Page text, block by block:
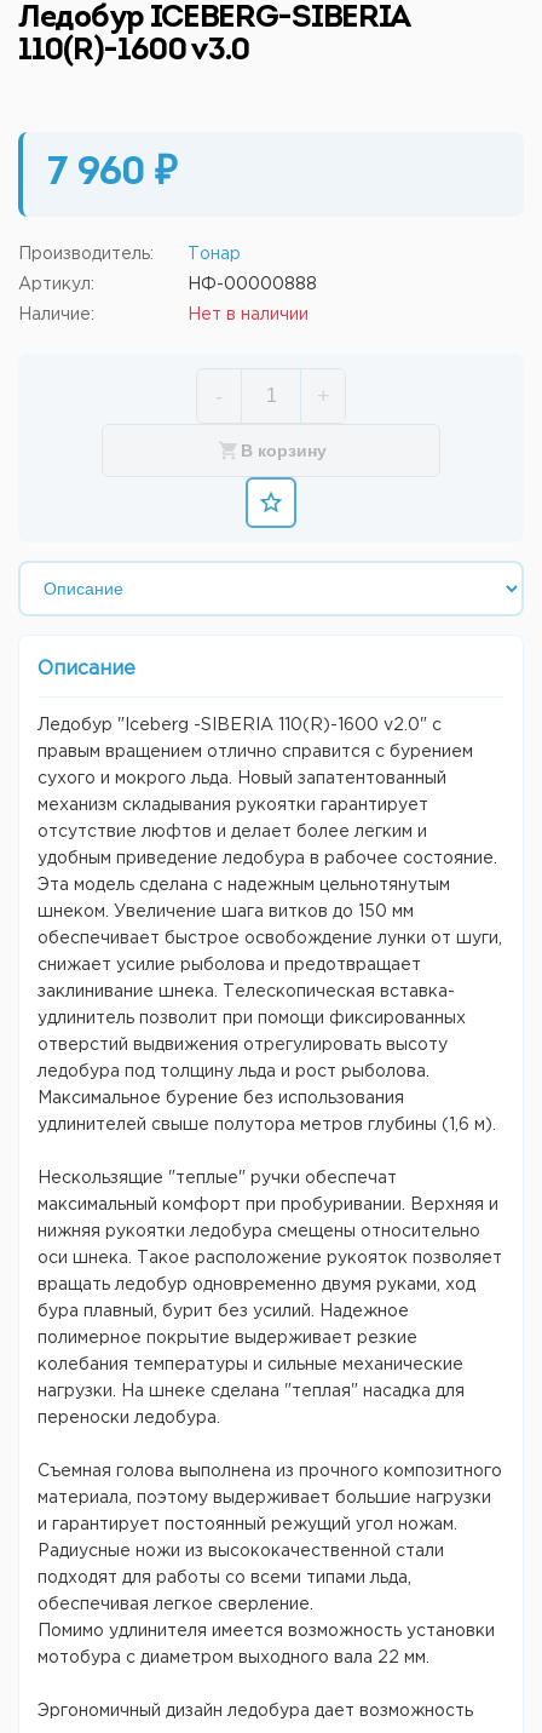
Ледобур ICEBERG-SIBERIA
110(R)-1600 v3.0
7 960 ₽
Производитель: Тонар
Артикул: НФ-00000888
Наличие: Нет в наличии
- +
В корзину
Описание
Ледобур "Iceberg -SIBERIA 110(R)-1600 v2.0" с
правым вращением отлично справится с бурением
сухого и мокрого льда. Новый запатентованный
механизм складывания рукоятки гарантирует
отсутствие люфтов и делает более легким и
удобным приведение ледобура в рабочее состояние.
Эта модель сделана с надежным цельнотянутым
шнеком. Увеличение шага витков до 150 мм
обеспечивает быстрое освобождение лунки от шуги,
снижает усилие рыболова и предотвращает
заклинивание шнека. Телескопическая вставка-
удлинитель позволит при помощи фиксированных
отверстий выдвижения отрегулировать высоту
ледобура под толщину льда и рост рыболова.
Максимальное бурение без использования
удлинителей свыше полутора метров глубины (1,6 м).
Нескользящие "теплые" ручки обеспечат
максимальный комфорт при пробуривании. Верхняя и
нижняя рукоятки ледобура смещены относительно
оси шнека. Такое расположение рукояток позволяет
вращать ледобур одновременно двумя руками, ход
бура плавный, бурит без усилий. Надежное
полимерное покрытие выдерживает резкие
колебания температуры и сильные механические
нагрузки. На шнеке сделана "теплая" насадка для
переноски ледобура.
Съемная голова выполнена из прочного композитного
материала, поэтому выдерживает большие нагрузки
и гарантирует постоянный режущий угол ножам.
Радиусные ножи из высококачественной стали
подходят для работы со всеми типами льда,
обеспечивая легкое сверление.
Помимо удлинителя имеется возможность установки
мотобура с диаметром выходного вала 22 мм.
Эргономичный дизайн ледобура дает возможность